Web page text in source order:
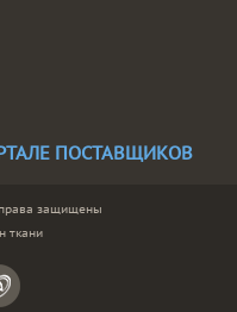
ПОСТАВЩИКОВ
защищены
ткани